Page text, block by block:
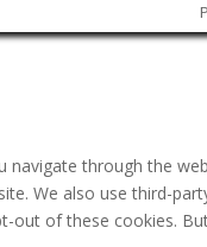
through the
We also use third-
of these cookies.